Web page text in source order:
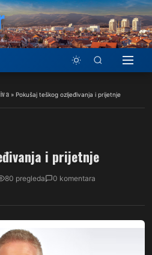
» Pokušaj teškog ozljeđivanja i prijetnje
i prijetnje
80 pregleda
0 komentara